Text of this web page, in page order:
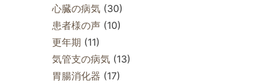
心臓の病気 (30)
患者様の声 (10)
更年期 (11)
気管支の病気 (13)
胃腸消化器 (17)